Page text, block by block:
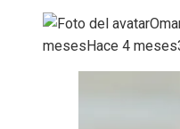
meses Hace 4 meses